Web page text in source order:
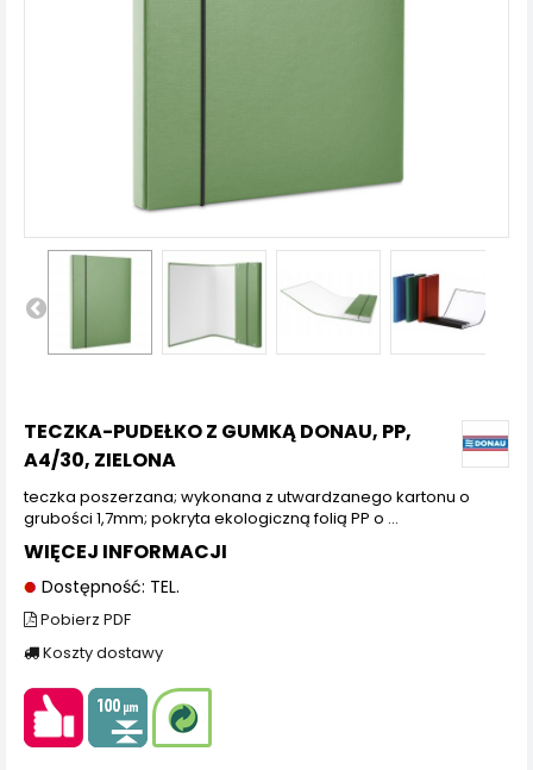
TECZKA-PUDEŁKO Z GUMKĄ DONAU, PP,
A4/30, ZIELONA
teczka poszerzana; wykonana z utwardzanego kartonu o
grubości 1,7mm; pokryta ekologiczną folią PP o ...
WIĘCEJ INFORMACJI
Dostępność: TEL.
Pobierz PDF
Koszty dostawy